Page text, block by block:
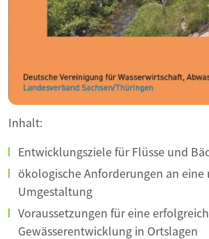
Inhalt:
Entwicklungsziele für Flüsse und
ökologische Anforderungen an
Umgestaltung
Voraussetzungen für eine
Gewässerentwicklung in Ortslagen